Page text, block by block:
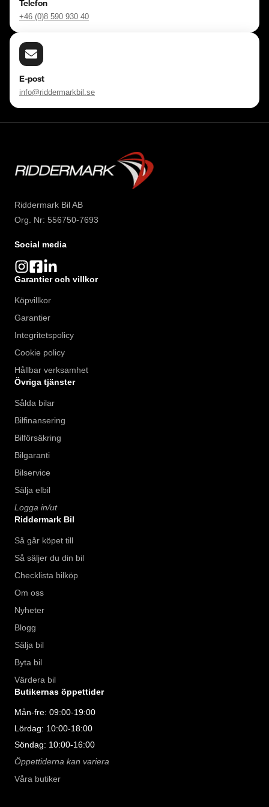
Telefon
+46 (0)8 590 930 40
E-post
info@riddermarkbil.se
Riddermark Bil AB
Org. Nr: 556750-7693
Social media
Garantier och villkor
Köpvillkor
Garantier
Integritetspolicy
Cookie policy
Hållbar verksamhet
Övriga tjänster
Sålda bilar
Bilfinansering
Bilförsäkring
Bilgaranti
Bilservice
Sälja elbil
Logga in/ut
Riddermark Bil
Så går köpet till
Så säljer du din bil
Checklista bilköp
Om oss
Nyheter
Blogg
Sälja bil
Byta bil
Värdera bil
Butikernas öppettider
Mån-fre: 09:00-19:00
Lördag: 10:00-18:00
Söndag: 10:00-16:00
Öppettiderna kan variera
Våra butiker